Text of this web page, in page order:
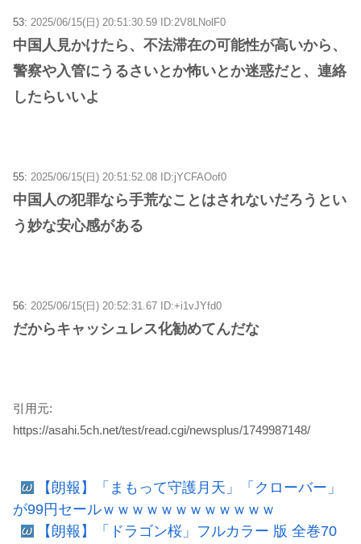
53: 2025/06/15(日) 20:51:30.59 ID:2V8LNolF0
中国人見かけたら、不法滞在の可能性が高いから、
警察や入管にうるさいとか怖いとか迷惑だと、連絡
したらいいよ
55: 2025/06/15(日) 20:51:52.08 ID:jYCFAOof0
中国人の犯罪なら手荒なことはされないだろうとい
う妙な安心感がある
56: 2025/06/15(日) 20:52:31.67 ID:+i1vJYfd0
だからキャッシュレス化勧めてんだな
引用元:
https://asahi.5ch.net/test/read.cgi/newsplus/1749987148/
【朗報】「まもって守護月天」「クローバー」
が99円セールｗｗｗｗｗｗｗｗｗｗｗｗ
【朗報】「ドラゴン桜」フルカラー 版 全巻70